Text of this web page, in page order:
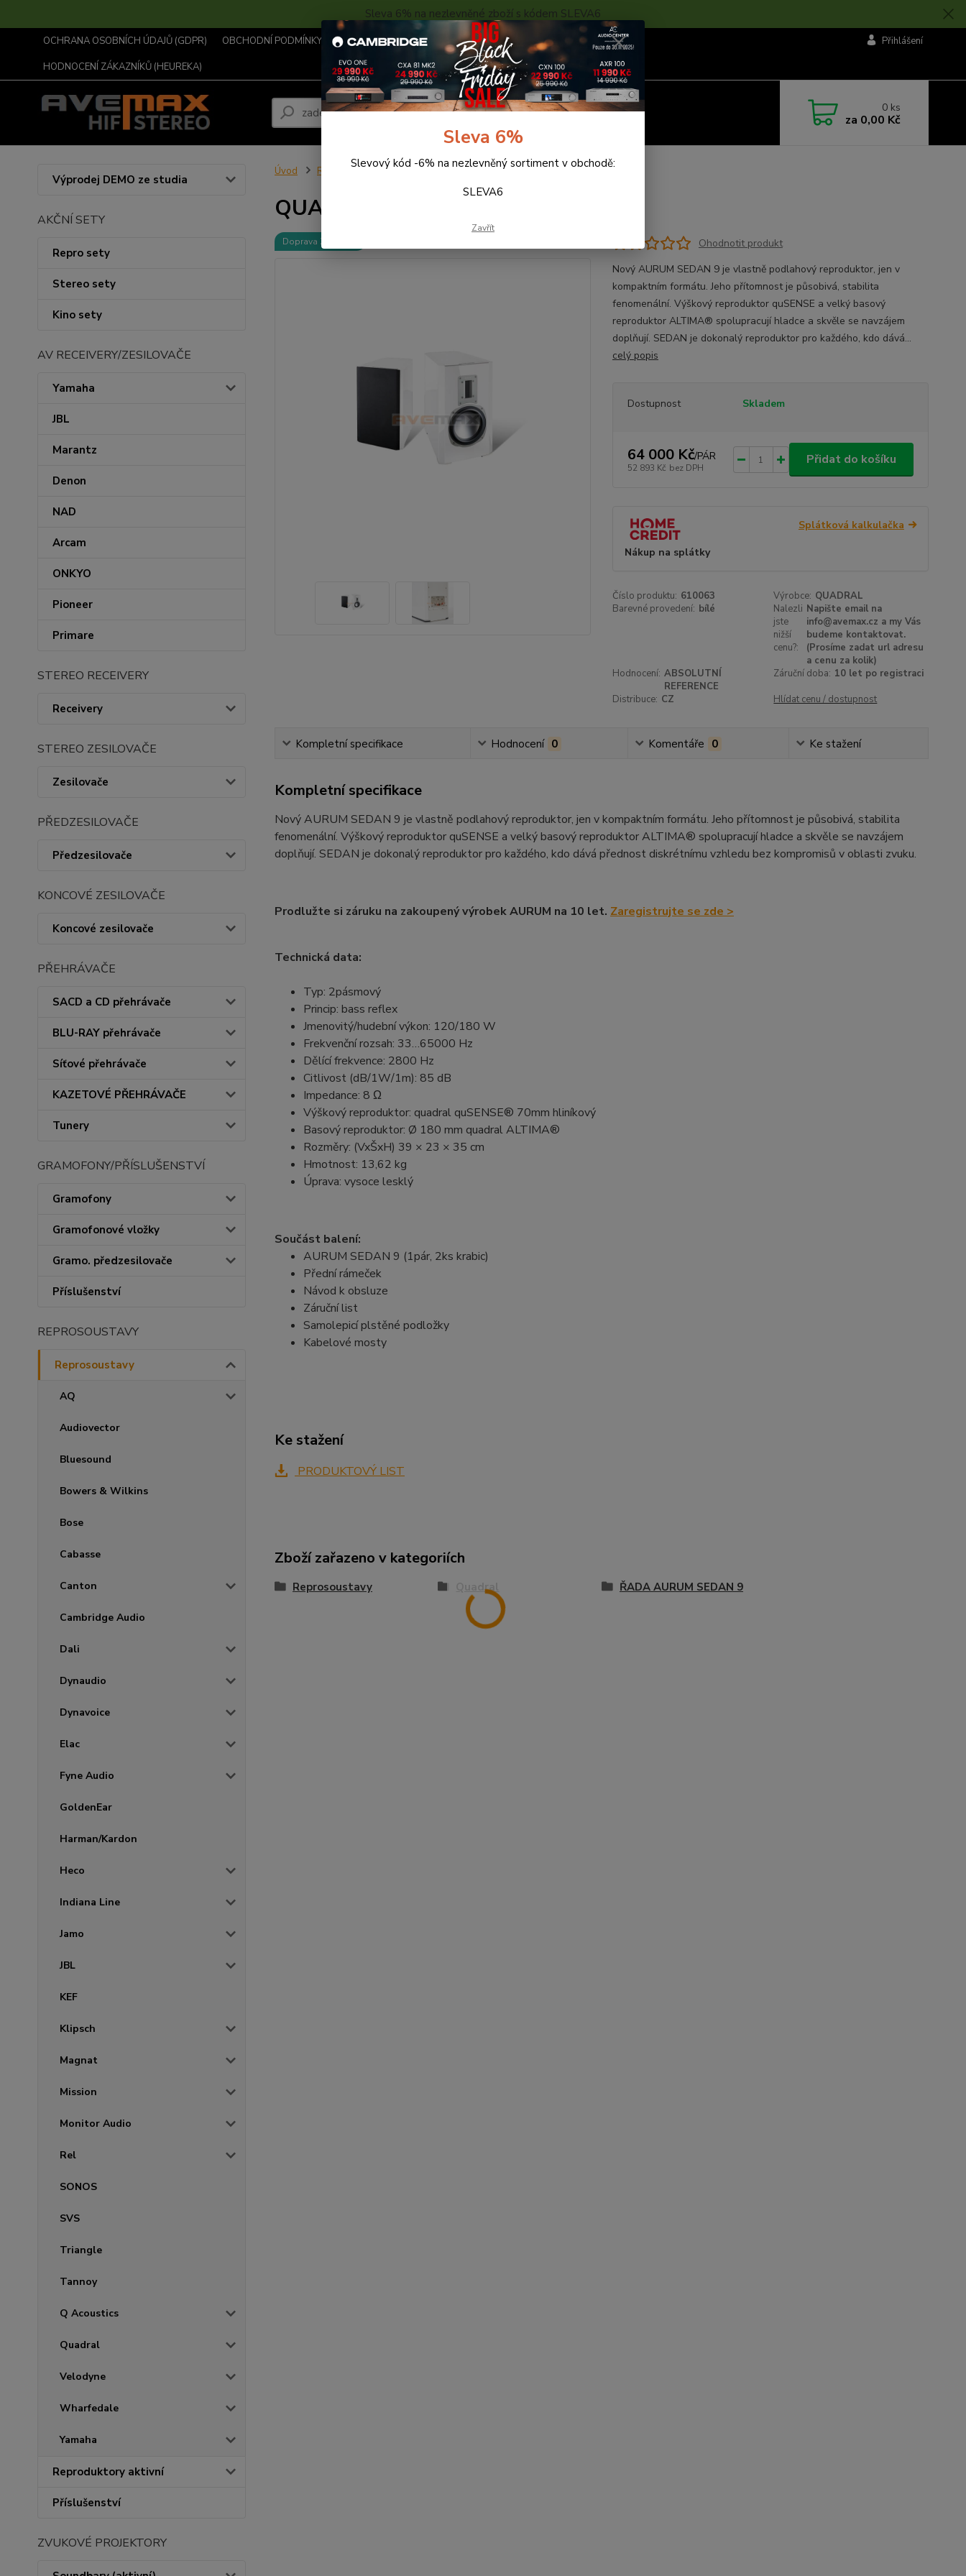
Sleva 6% na nezlevněné zboží s kódem SLEVA6
OCHRANA OSOBNÍCH ÚDAJŮ (GDPR) OBCHODNÍ PODMÍNKY ... KONTAKTY O NÁS
POPTÁVKA ZBOŽÍ - KALKULACE
HODNOCENÍ ZÁKAZNÍKŮ (HEUREKA)
Přihlášení
Hledat 0 ks
za 0,00 Kč
Výprodej DEMO ze studia
AKČNÍ SETY
Repro sety
Stereo sety
Kino sety
AV RECEIVERY/ZESILOVAČE
Yamaha
JBL
Marantz
Denon
NAD
Arcam
ONKYO
Pioneer
Primare
STEREO RECEIVERY
Receivery
STEREO ZESILOVAČE
Zesilovače
PŘEDZESILOVAČE
Předzesilovače
KONCOVÉ ZESILOVAČE
Koncové zesilovače
PŘEHRÁVAČE
SACD a CD přehrávače
BLU-RAY přehrávače
Síťové přehrávače
KAZETOVÉ PŘEHRÁVAČE
Tunery
GRAMOFONY/PŘÍSLUŠENSTVÍ
Gramofony
Gramofonové vložky
Gramo. předzesilovače
Příslušenství
REPROSOUSTAVY
Reprosoustavy
AQ
Audiovector
Bluesound
Bowers & Wilkins
Bose
Cabasse
Canton
Cambridge Audio
Dali
Dynaudio
Dynavoice
Elac
Fyne Audio
GoldenEar
Harman/Kardon
Heco
Indiana Line
Jamo
JBL
KEF
Klipsch
Magnat
Mission
Monitor Audio
Rel
SONOS
SVS
Triangle
Tannoy
Q Acoustics
Quadral
Velodyne
Wharfedale
Yamaha
Reproduktory aktivní
Příslušenství
ZVUKOVÉ PROJEKTORY
Úvod Reprosoustavy QUADRAL AURUM SEDAN 9 (bílá)
QUADRAL AURUM SEDAN 9 (bílá)
Doprava ZDARMA
Ohodnotit produkt
Nový AURUM SEDAN 9 je vlastně podlahový reproduktor, jen v
kompaktním formátu. Jeho přítomnost je působivá, stabilita
fenomenální. Výškový reproduktor quSENSE a velký basový
reproduktor ALTIMA® spolupracují hladce a skvěle se navzájem
doplňují. SEDAN je dokonalý reproduktor pro každého, kdo dává...
celý popis
Dostupnost Skladem
64 000 Kč/PÁR
52 893 Kč bez DPH
Přidat do košíku
Splátková kalkulačka
Nákup na splátky
Číslo produktu: 610063 Výrobce: QUADRAL
Barevné provedení: bílé
Nalezli
jste
nižší
cenu?:
Napište email na
info@avemax.cz a my Vás
budeme kontaktovat.
(Prosíme zadat url adresu
a cenu za kolik)
Hodnocení: ABSOLUTNÍ
REFERENCE
Záruční doba: 10 let po registraci
Distribuce: CZ Hlídat cenu / dostupnost
Kompletní specifikace Hodnocení 0 Komentáře 0 Ke stažení
Kompletní specifikace
Nový AURUM SEDAN 9 je vlastně podlahový reproduktor, jen v kompaktním formátu. Jeho přítomnost je působivá, stabilita
fenomenální. Výškový reproduktor quSENSE a velký basový reproduktor ALTIMA® spolupracují hladce a skvěle se navzájem
doplňují. SEDAN je dokonalý reproduktor pro každého, kdo dává přednost diskrétnímu vzhledu bez kompromisů v oblasti zvuku.
Prodlužte si záruku na zakoupený výrobek AURUM na 10 let. Zaregistrujte se zde >
Technická data:
Typ: 2pásmový
Princip: bass reflex
Jmenovitý/hudební výkon: 120/180 W
Frekvenční rozsah: 33…65000 Hz
Dělící frekvence: 2800 Hz
Citlivost (dB/1W/1m): 85 dB
Impedance: 8 Ω
Výškový reproduktor: quadral quSENSE® 70mm hliníkový
Basový reproduktor: Ø 180 mm quadral ALTIMA®
Rozměry: (VxŠxH) 39 × 23 × 35 cm
Hmotnost: 13,62 kg
Úprava: vysoce lesklý
Součást balení:
AURUM SEDAN 9 (1pár, 2ks krabic)
Přední rámeček
Návod k obsluze
Záruční list
Samolepicí plstěné podložky
Kabelové mosty
Ke stažení
PRODUKTOVÝ LIST
Zboží zařazeno v kategoriích
Reprosoustavy Quadral ŘADA AURUM SEDAN 9
Sleva 6%
Slevový kód -6% na nezlevněný sortiment v obchodě:
SLEVA6
Zavřít